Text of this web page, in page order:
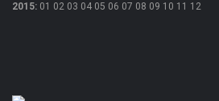
2015: 01 02 03 04 05 06 07 08 09 10 11 12